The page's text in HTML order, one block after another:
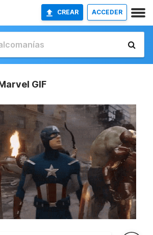
CREAR ACCEDER
GIF